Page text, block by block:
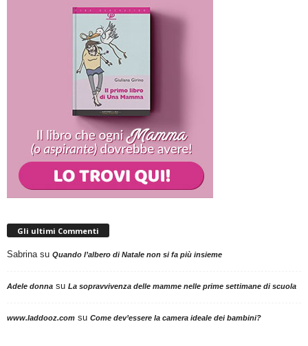
Gli ultimi Commenti
Sabrinasu Quando l’albero di Natale non si fa più insieme
Adele donna su La sopravvivenza delle mamme nelle prime settimane di scuola
www.laddooz.com su Come dev’essere la camera ideale dei bambini?